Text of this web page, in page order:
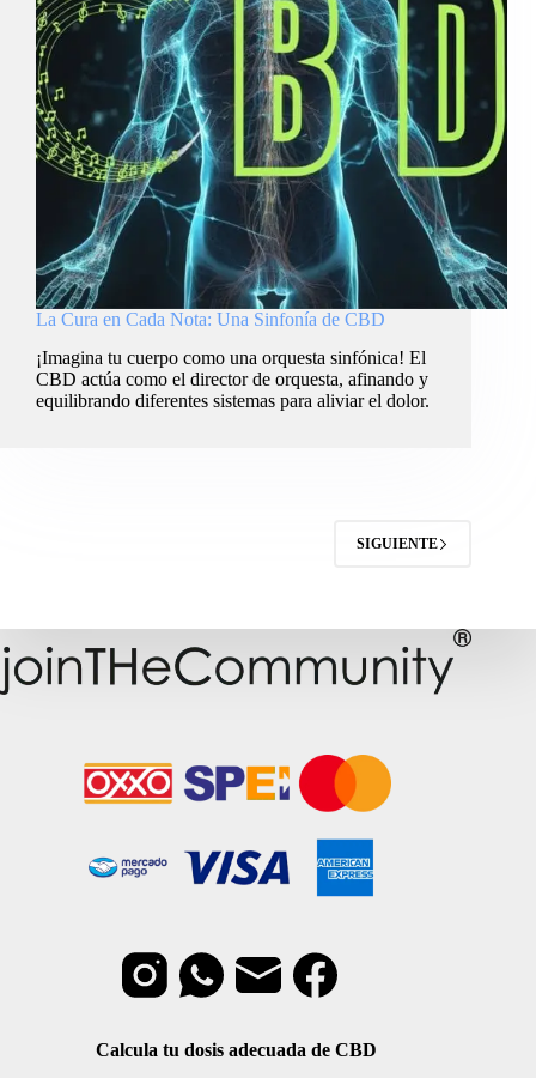
La Cura en Cada Nota: Una Sinfonía de CBD
¡Imagina tu cuerpo como una orquesta sinfónica! El
CBD actúa como el director de orquesta, afinando y
equilibrando diferentes sistemas para aliviar el dolor.
SIGUIENTE
Calcula tu dosis adecuada de CBD